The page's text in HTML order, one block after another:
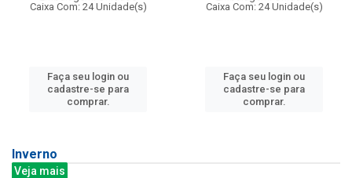
Caixa Com: 24 Unidade(s)
Faça seu login ou
cadastre-se para
comprar.
Caixa Com: 24 Unidade(s)
Faça seu login ou
cadastre-se para
comprar.
Inverno
Veja mais